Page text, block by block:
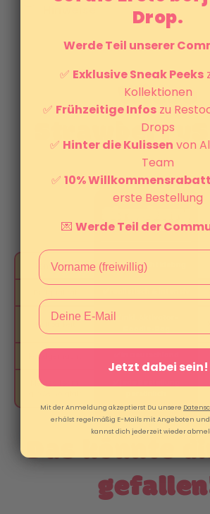
Wieso
Konsistenz ✅ weich, nicht klebrig
Haltbarkeit
✅ inkl. Aktivator-
Handgemacht
Kleines Team,
Das könnte
Drop.
Werde Teil unserer
✅ Exklusive Sneak Peeks
Kollektionen
✅ Frühzeitige Infoszu
Drops
✅ Hinter die Kulissen von
Team
✅ 10% Willkommensrabatt
erste Bestellung
💌 Werde Teil der
Email
Jetzt dabei sein!
Mit der Anmeldung akzeptierst Du unsere
erhälst regelmäßig E-Mails mit Angeboten
kannst dich jederzeit wieder